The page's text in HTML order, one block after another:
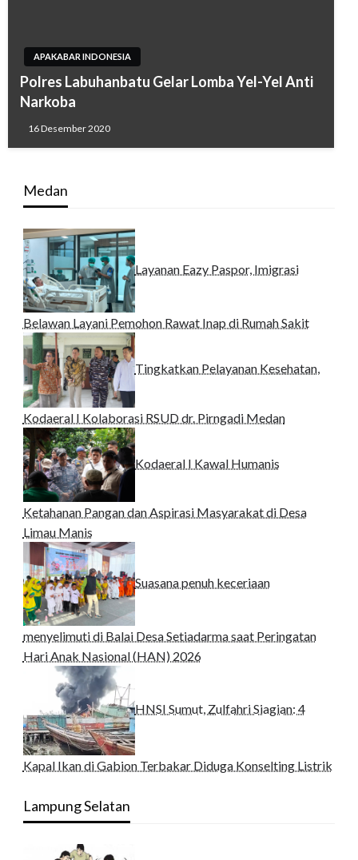
APAKABAR INDONESIA
Polres Labuhanbatu Gelar Lomba Yel-Yel Anti
Narkoba
16 Desember 2020
Medan
Layanan Eazy Paspor, Imigrasi
Belawan Layani Pemohon Rawat Inap di Rumah Sakit
Tingkatkan Pelayanan Kesehatan,
Kodaeral I Kolaborasi RSUD dr. Pirngadi Medan‎
Kodaeral I Kawal Humanis
Ketahanan Pangan dan Aspirasi Masyarakat di Desa
Limau Manis
Suasana penuh keceriaan
menyelimuti di Balai Desa Setiadarma saat Peringatan
Hari Anak Nasional (HAN) 2026
HNSI Sumut, Zulfahri Siagian: 4
Kapal Ikan di Gabion Terbakar Diduga Konselting Listrik
Lampung Selatan